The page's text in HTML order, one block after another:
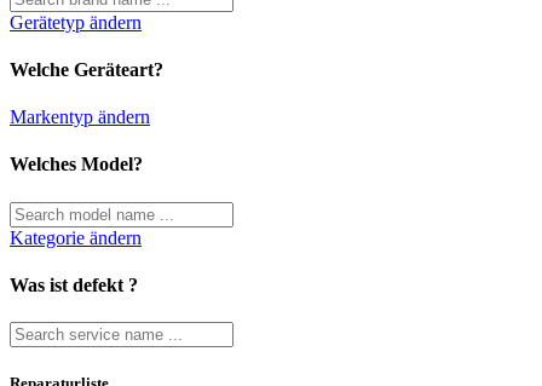
Gerätetyp ändern
Welche Geräteart?
Markentyp ändern
Welches Model?
Kategorie ändern
Was ist defekt ?